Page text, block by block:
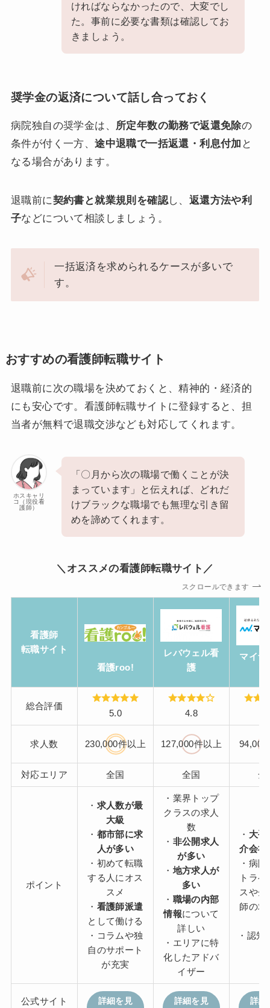
ければならなかったので、大変でし
た。事前に必要な書類は確認してお
きましょう。
奨学金の返済について話し合っておく
病院独自の奨学金は、 所定年数の勤務で返還免除の
条件が付く一方、途中退職で一括返還・利息付加 と
なる場合があります。
退職前に契約書と就業規則を確認し、 返還方法や利
子などについて相談しましょう。
一括返済を求められるケースが多いで
す。
おすすめの看護師転職サイト
退職前に次の職場を決めておくと、精神的・経済的
にも安心です。看護師転職サイトに登録すると、担
当者が無料で退職交渉なども対応してくれます。
ホスキャリ
コ（現役看
護師）
「〇月から次の職場で働くことが決
まっています」と伝えれば、どれだ
けブラックな職場でも無理な引き留
めを諦めてくれます。
＼オススメの看護師転職サイト／
スクロールできます
看護師
転職サイト
看護roo!
レバウェル看
護
マイナ
総合評価
5.0 4.8
求人数 230,000件以上 127,000件以上 94,000
対応エリア 全国 全国 全
ポイント
・ 求人数が最
大級
・ 都市部に求
人が多い
・初めて転職
する人にオス
スメ
・ 看護師派遣
として働ける
・コラムや独
自のサポート
が充実
・業界トップ
クラスの求人
数
・ 非公開求人
が多い
・ 地方求人が
多い
・ 職場の内部
情報について
詳しい
・エリアに特
化したアドバ
イザー
・ 大手
介会社
・病
トラ
スや企
師の求
・認知
公式サイト 詳細を見 詳細を見 詳細